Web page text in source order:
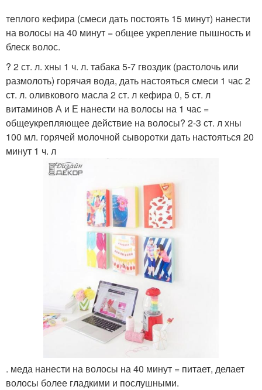
теплого кефира (смеси дать постоять 15 минут) нанести
на волосы на 40 минут = общее укрепление пышность и
блеск волос.
? 2 ст. л. хны 1 ч. л. табака 5-7 гвоздик (растолочь или
размолоть) горячая вода, дать настояться смеси 1 час 2
ст. л. оливкового масла 2 ст. л кефира 0, 5 ст. л
витаминов А и Е нанести на волосы на 1 час =
общеукрепляющее действие на волосы? 2-3 ст. л хны
100 мл. горячей молочной сыворотки дать настояться 20
минут 1 ч. л
. меда нанести на волосы на 40 минут = питает, делает
волосы более гладкими и послушными.